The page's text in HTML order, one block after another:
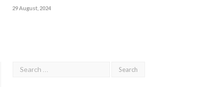
29 August, 2024